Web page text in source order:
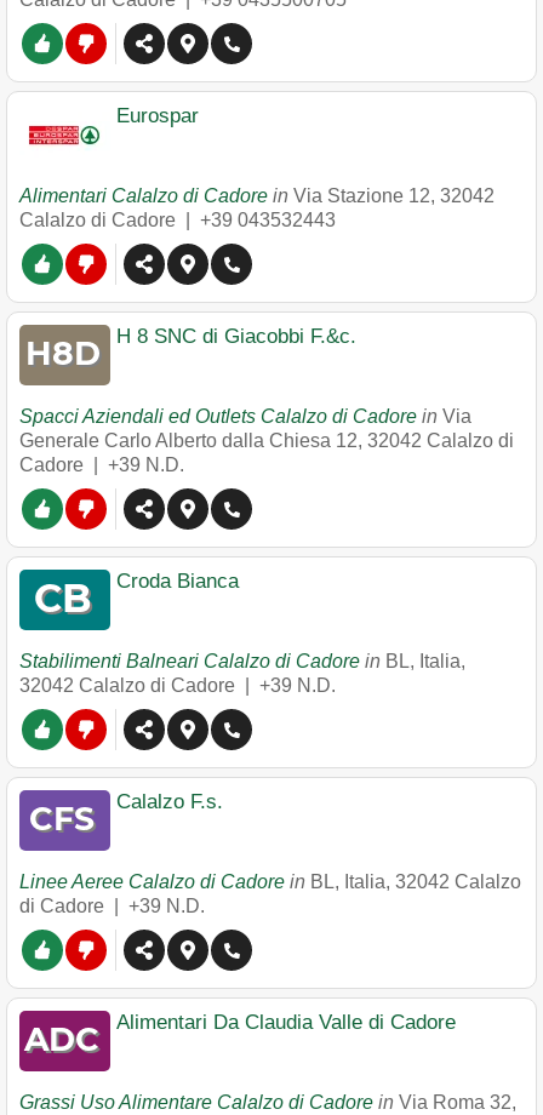
Eurospar
Alimentari Calalzo di Cadore in Via Stazione 12, 32042
Calalzo di Cadore
+39 043532443
H 8 SNC di Giacobbi F.&c.
Spacci Aziendali ed Outlets Calalzo di Cadore in Via
Generale Carlo Alberto dalla Chiesa 12, 32042 Calalzo di
Cadore
+39 N.D.
Croda Bianca
Stabilimenti Balneari Calalzo di Cadore in BL, Italia,
32042 Calalzo di Cadore +39 N.D.
Calalzo F.s.
Linee Aeree Calalzo di Cadore in BL, Italia, 32042 Calalzo
di Cadore
+39 N.D.
Alimentari Da Claudia Valle di Cadore
Grassi Uso Alimentare Calalzo di Cadore in Via Roma 32,